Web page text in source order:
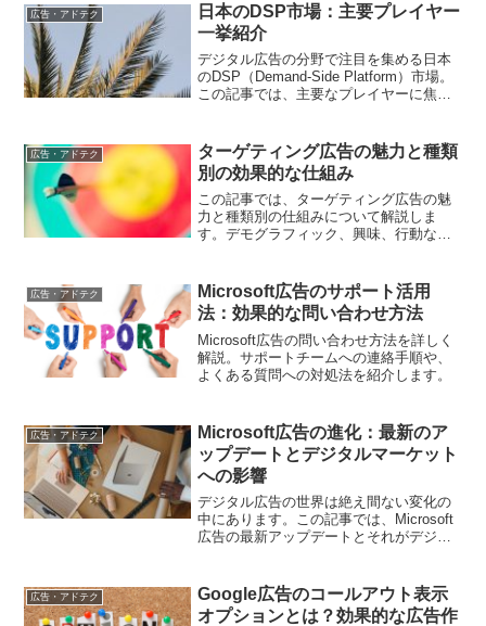
広告・アドテク
日本のDSP市場：主要プレイヤー
一挙紹介
デジタル広告の分野で注目を集める日本
のDSP（Demand-Side Platform）市場。
この記事では、主要なプレイヤーに焦点
広告・アドテク
ターゲティング広告の魅力と種類
別の効果的な仕組み
この記事では、ターゲティング広告の魅
力と種類別の仕組みについて解説しま
す。デモグラフィック、興味、行動など
広告・アドテク
Microsoft広告のサポート活用
法：効果的な問い合わせ方法
Microsoft広告の問い合わせ方法を詳しく
解説。サポートチームへの連絡手順や、
よくある質問への対処法を紹介します。
広告・アドテク
Microsoft広告の進化：最新のア
ップデートとデジタルマーケット
への影響
デジタル広告の世界は絶え間ない変化の
中にあります。この記事では、Microsoft
広告の最新アップデートとそれがデジタ
広告・アドテク
Google広告のコールアウト表示
オプションとは？効果的な広告作